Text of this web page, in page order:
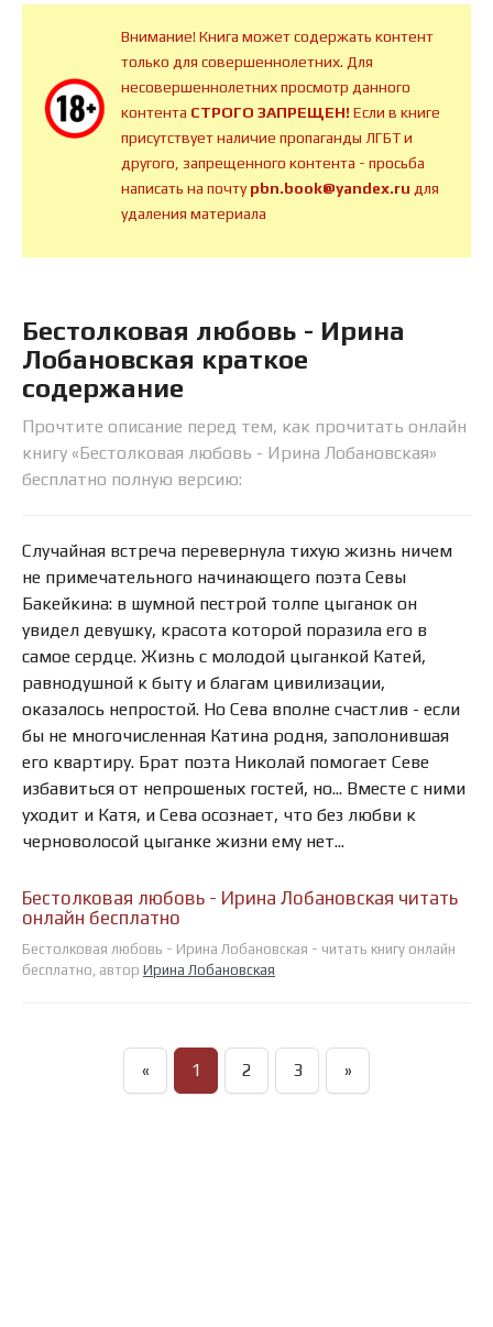
Внимание! Книга может содержать контент
только для совершеннолетних. Для
несовершеннолетних просмотр данного
контента СТРОГО ЗАПРЕЩЕН!Если в книге
присутствует наличие пропаганды ЛГБТ и
другого, запрещенного контента - просьба
написать на почтуpbn.book@yandex.ru для
удаления материала
Бестолковая любовь - Ирина
Лобановская краткое
содержание
Прочтите описание перед тем, как прочитать онлайн
книгу «Бестолковая любовь - Ирина Лобановская»
бесплатно полную версию:
Случайная встреча перевернула тихую жизнь ничем
не примечательного начинающего поэта Севы
Бакейкина: в шумной пестрой толпе цыганок он
увидел девушку, красота которой поразила его в
самое сердце. Жизнь с молодой цыганкой Катей,
равнодушной к быту и благам цивилизации,
оказалось непростой. Но Сева вполне счастлив - если
бы не многочисленная Катина родня, заполонившая
его квартиру. Брат поэта Николай помогает Севе
избавиться от непрошеных гостей, но... Вместе с ними
уходит и Катя, и Сева осознает, что без любви к
черноволосой цыганке жизни ему нет...
Бестолковая любовь - Ирина Лобановская читать
онлайн бесплатно
Бестолковая любовь - Ирина Лобановская - читать книгу онлайн
бесплатно, автор Ирина Лобановская
« 1 2 3 »